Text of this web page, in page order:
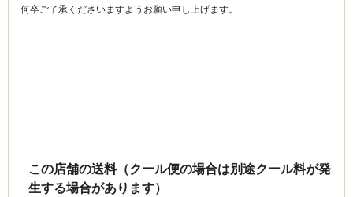
何卒ご了承くださいますようお願い申し上げます。
この店舗の送料（クール便の場合は別途クール料が発
生する場合があります）